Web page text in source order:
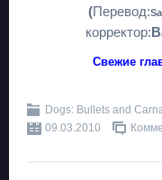
(Перевод:S
корректор:
Свежие
Dogs: Bullets and
09.03.2010